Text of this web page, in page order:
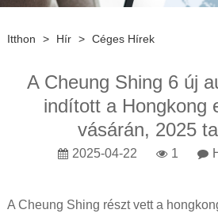
Itthon > Hír > Céges Hírek
A Cheung Shing 6 új
indított a Hongkong
vásárán, 2025
2025-04-22 1
A Cheung Shing részt vett a